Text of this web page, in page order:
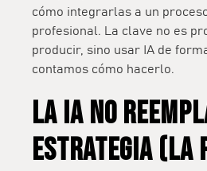
cómo integrarlas a un
profesional. La clave no es
producir, sino usar IA de
contamos cómo hacerlo.
LA IA NO
ESTRATEGIA (LA